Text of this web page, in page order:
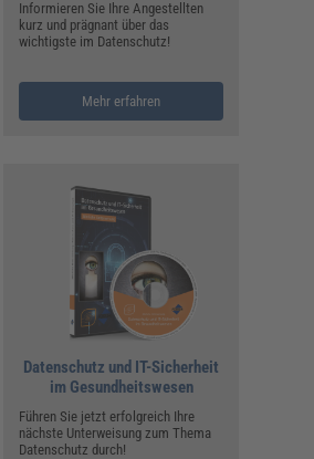
HERKERT)
Informieren Sie Ihre Angestellten
kurz und prägnant über das
wichtigste im Datenschutz!
Mehr erfahren
Datenschutz und IT-Sicherheit
im Gesundheitswesen
Führen Sie jetzt erfolgreich Ihre
nächste Unterweisung zum Thema
Datenschutz durch!